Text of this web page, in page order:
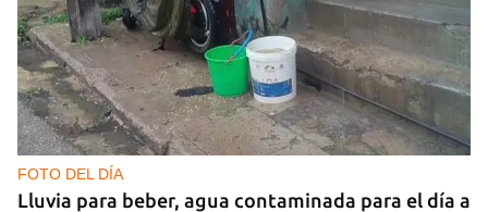
FOTO DEL DÍA
Lluvia para beber, agua contaminada para el día a